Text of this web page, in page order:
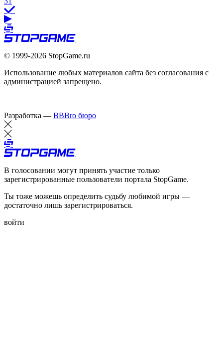
© 1999-2026 StopGame.ru
Использование любых материалов сайта без согласования с
администрацией запрещено.
Разработка — BBBro бюро
В голосовании могут принять участие только
зарегистрированные пользователи портала StopGame.
Ты тоже можешь определить судьбу любимой игры —
достаточно лишь зарегистрироваться.
войти